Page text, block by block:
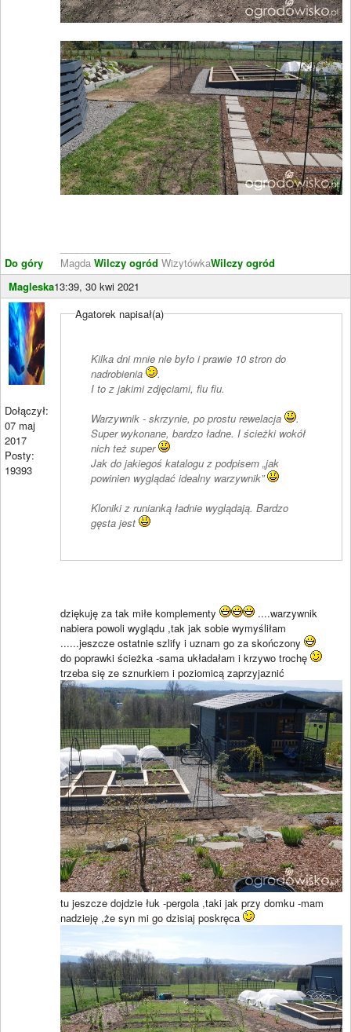
Do góry
Magda Wilczy ogród WizytówkaWilczy ogród
Magleska13:39, 30 kwi 2021
Dołączył:
07 maj
2017
Posty:
19393
Agatorek napisał(a)
Kilka dni mnie nie było i prawie 10 stron do
nadrobienia
.
I to z jakimi zdjęciami, fiu fiu.
Warzywnik - skrzynie, po prostu rewelacja
.
Super wykonane, bardzo ładne. I ścieżki wokół
nich też super
Jak do jakiegoś katalogu z podpisem „jak
powinien wyglądać idealny warzywnik”
Kloniki z runianką ładnie wyglądają. Bardzo
gęsta jest
dziękuję za tak miłe komplementy
....warzywnik
nabiera powoli wyglądu ,tak jak sobie wymyśliłam
......jeszcze ostatnie szlify i uznam go za skończony
do poprawki ścieżka -sama układałam i krzywo trochę
trzeba się ze sznurkiem i poziomicą zaprzyjaznić
tu jeszcze dojdzie łuk -pergola ,taki jak przy domku -mam
nadzieję ,że syn mi go dzisiaj poskręca